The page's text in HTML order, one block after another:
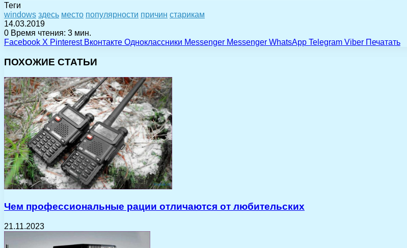
Теги
windows здесь место популярности причин старикам
14.03.2019
0 Время чтения: 3 мин.
Facebook X Pinterest Вконтакте Одноклассники Messenger Messenger WhatsApp Telegram Viber Печатать
ПОХОЖИЕ СТАТЬИ
Чем профессиональные рации отличаются от любительских
21.11.2023